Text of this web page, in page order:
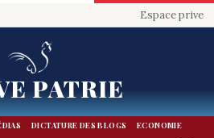
Espace prive
PATRIE
DICTATURE DES BLOGS
ECONOMIE